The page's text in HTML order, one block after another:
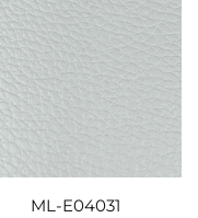
ML-E04031